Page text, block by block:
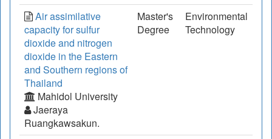
Air assimilative
capacity for sulfur
dioxide and nitrogen
dioxide in the Eastern
and Southern regions of
Thailand
Mahidol University
Jaeraya
Ruangkawsakun.
Master's
Degree
Environmental
Technology